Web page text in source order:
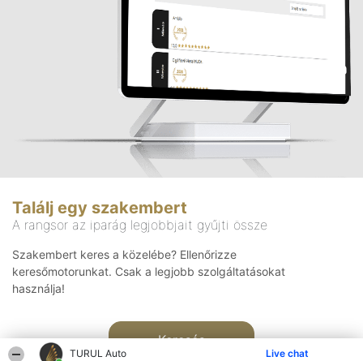
TURUL Auto Live chat
Találj egy szakembert
A rangsor az iparág legjobbjait gyűjti össze
Szakembert keres a közelébe? Ellenőrizze
keresőmotorunkat. Csak a legjobb szolgáltatásokat
használja!
Keresés